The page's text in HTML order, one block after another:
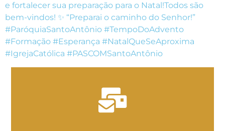
e fortalecer sua preparação para o Natal!Todos são
bem-vindos! ✨ “Preparai o caminho do Senhor!”
#ParóquiaSantoAntônio #TempoDoAdvento
#Formação #Esperança #NatalQueSeAproxima
#IgrejaCatólica #PASCOMSantoAntônio